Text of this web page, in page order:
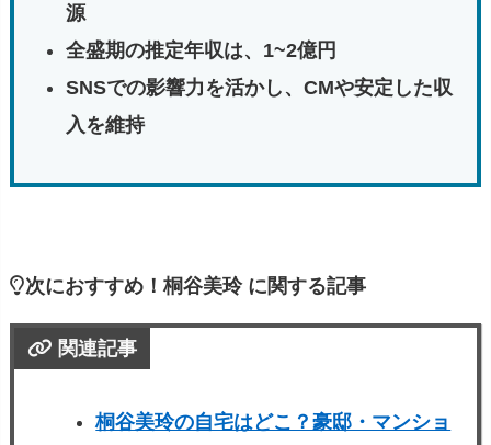
源
全盛期の推定年収は、1~2億円
SNSでの影響力を活かし、CMや安定した収
入を維持
次におすすめ！桐谷美玲 に関する記事
関連記事
桐谷美玲の自宅はどこ？豪邸・マンショ